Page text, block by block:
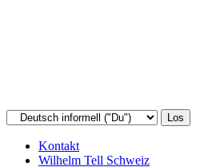
Kontakt
Wilhelm Tell Schweiz